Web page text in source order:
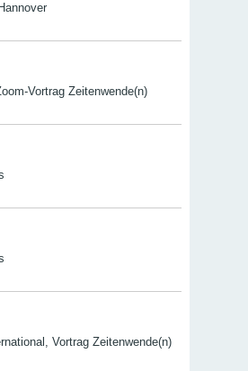
Vortrag Zeitenwende(n)
Vortrag Zeitenwende(n)